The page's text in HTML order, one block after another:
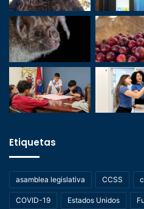
Etiquetas
asamblea legislativa CCSS
COVID-19 Estados Unidos